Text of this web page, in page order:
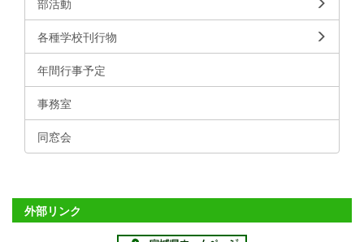
部活動
各種学校刊行物
年間行事予定
事務室
同窓会
外部リンク